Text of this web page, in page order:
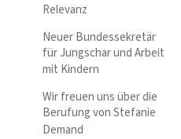
Relevanz
Neuer Bundessekretär
für Jungschar und Arbeit
mit Kindern
Wir freuen uns über die
Berufung von Stefanie
Demand